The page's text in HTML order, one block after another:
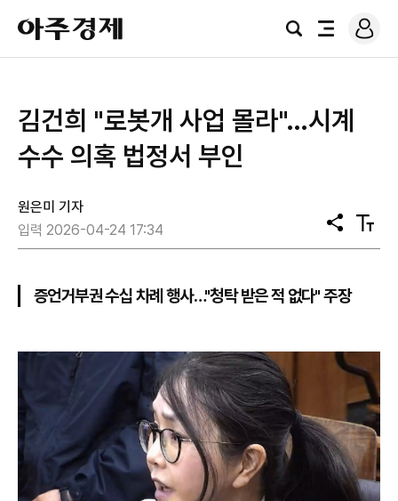
아
주
경
검
전
로
그
김건희 "로봇개 사업 몰라"…시계
수수 의혹 법정서 부인
원은미 기자
입력 2026-04-24 17:34
공
유
텍
스
증언거부권 수십 차례 행사…"청탁 받은 적 없다" 주장